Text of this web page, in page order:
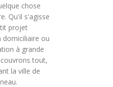
chose
Qu'il s'agisse
projet
ou
à grande
tout,
la ville de